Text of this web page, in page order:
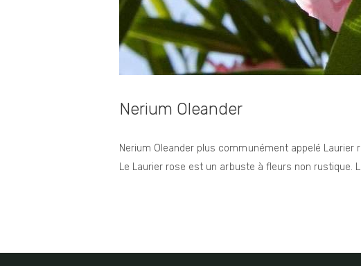
Nerium Oleander
Nerium Oleander plus communément appelé Laurier
Le Laurier rose est un arbuste à fleurs non rustique.